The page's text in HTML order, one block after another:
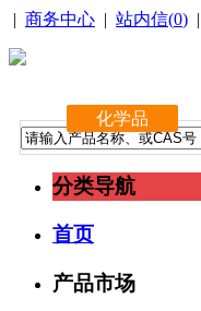
| 商务中心 | 站内信(0) |
化学品
分类导航
首页
产品市场